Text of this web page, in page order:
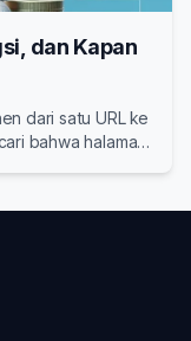
dan Kapan
dari satu URL ke
bahwa halaman